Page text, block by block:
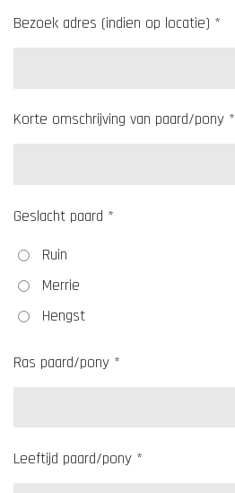
Bezoek adres (indien op locatie) *
Korte omschrijving van paard/pony *
Geslacht paard *
Ruin
Merrie
Hengst
Ras paard/pony *
Leeftijd paard/pony *